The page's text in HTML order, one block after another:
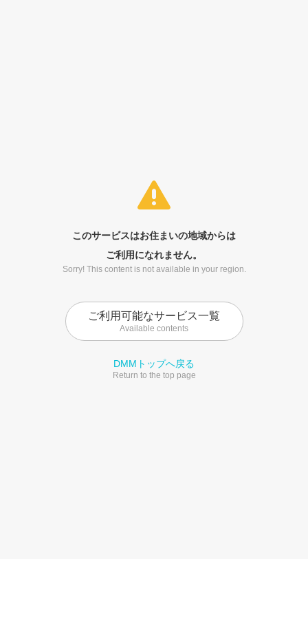
このサービスはお住まいの地域からは
ご利用になれません。
Sorry! This content is not available in your region.
ご利用可能なサービス一覧
Available contents
DMMトップへ戻る
Return to the top page